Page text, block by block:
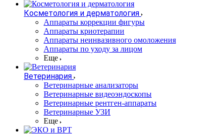
Косметология и дерматология
Аппараты коррекции фигуры
Аппараты криотерапии
Аппараты неинвазивного омоложения
Аппараты по уходу за лицом
Еще
Ветеринария
Ветеринарные анализаторы
Ветеринарные видеоэндоскопы
Ветеринарные рентген-аппараты
Ветеринарные УЗИ
Еще